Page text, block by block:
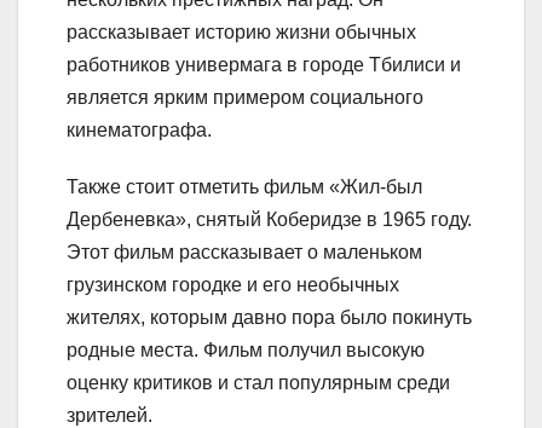
рассказывает историю жизни обычных
работников универмага в городе Тбилиси и
является ярким примером социального
кинематографа.
Также стоит отметить фильм «Жил-был
Дербеневка», снятый Коберидзе в 1965 году.
Этот фильм рассказывает о маленьком
грузинском городке и его необычных
жителях, которым давно пора было покинуть
родные места. Фильм получил высокую
оценку критиков и стал популярным среди
зрителей.